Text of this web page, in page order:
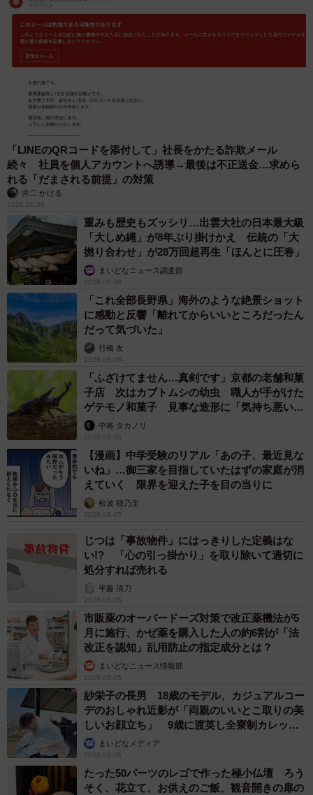
「LINEのQRコードを添付して」社長をかたる詐欺メール
続々 社員を個人アカウントへ誘導→最後は不正送金…求めら
れる「だまされる前提」の対策
井二 かける
2026.08.06
重みも歴史もズッシリ…出雲大社の日本最大級
「大しめ縄」が8年ぶり掛けかえ 伝統の「大
撚り合わせ」が28万回超再生「ほんとに圧巻」
まいどなニュース調査部
2026.08.06
「これ全部長野県」海外のような絶景ショット
に感動と反響「離れてからいいところだったん
だって気づいた」
行橋 友
2026.08.06
「ふざけてません…真剣です」京都の老舗和菓
子店 次はカブトムシの幼虫 職人が手がけた
ゲテモノ和菓子 見事な造形に「気持ち悪いく
らいリアル」
中将 タカノリ
2026.08.05
【漫画】中学受験のリアル「あの子、最近見な
いね」…御三家を目指していたはずの家庭が消
えていく 限界を迎えた子を目の当りに
松波 穂乃圭
2026.08.05
じつは「事故物件」にはっきりした定義はな
い!? 「心の引っ掛かり」を取り除いて適切に
処分すれば売れる
平藤 清刀
2026.08.05
市販薬のオーバードーズ対策で改正薬機法が5
月に施行、かぜ薬を購入した人の約6割が「法
改正を認知」乱用防止の指定成分とは？
まいどなニュース情報部
2026.08.05
紗栄子の長男 18歳のモデル、カジュアルコー
デのおしゃれ近影が「両親のいいとこ取りの美
しいお顔立ち」 9歳に渡英し全寮制カレッジ
で学ぶまいどなメディア
2026.08.05
たった50パーツのレゴで作った極小仏壇 ろう
そく、花立て、お供えのご飯、観音開きの扉の